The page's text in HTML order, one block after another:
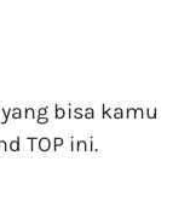
bisa kamu
TOP ini.